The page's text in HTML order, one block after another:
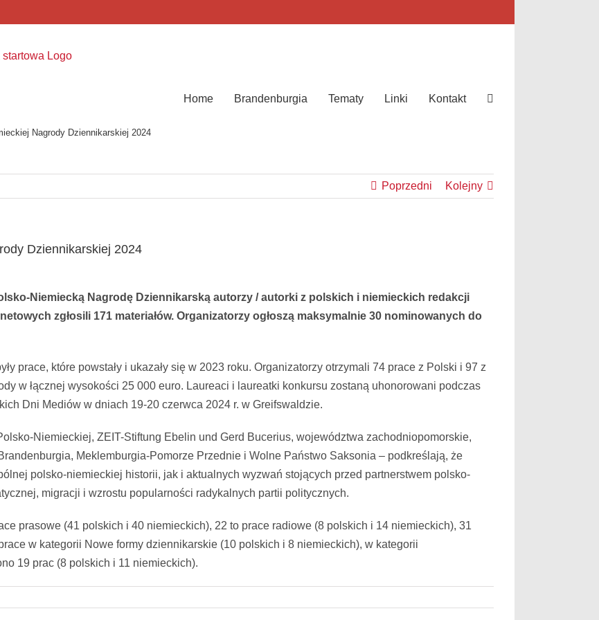
Home Brandenburgia Tematy Linki Kontakt
Nagrody Dziennikarskiej 2024
Poprzedni Kolejny
Dziennikarskiej 2024
Niemiecką Nagrodę Dziennikarską autorzy / autorki z polskich i niemieckich redakcji
zgłosili 171 materiałów. Organizatorzy ogłoszą maksymalnie 30 nominowanych do
prace, które powstały i ukazały się w 2023 roku. Organizatorzy otrzymali 74 prace z Polski i 97 z
w łącznej wysokości 25 000 euro. Laureaci i laureatki konkursu zostaną uhonorowani podczas
Dni Mediów w dniach 19-20 czerwca 2024 r. w Greifswaldzie.
Niemieckiej, ZEIT-Stiftung Ebelin und Gerd Bucerius, województwa zachodniopomorskie,
Meklemburgia-Pomorze Przednie i Wolne Państwo Saksonia – podkreślają, że
polsko-niemieckiej historii, jak i aktualnych wyzwań stojących przed partnerstwem polsko-
migracji i wzrostu popularności radykalnych partii politycznych.
prasowe (41 polskich i 40 niemieckich), 22 to prace radiowe (8 polskich i 14 niemieckich), 31
w kategorii Nowe formy dziennikarskie (10 polskich i 8 niemieckich), w kategorii
19 prac (8 polskich i 11 niemieckich).